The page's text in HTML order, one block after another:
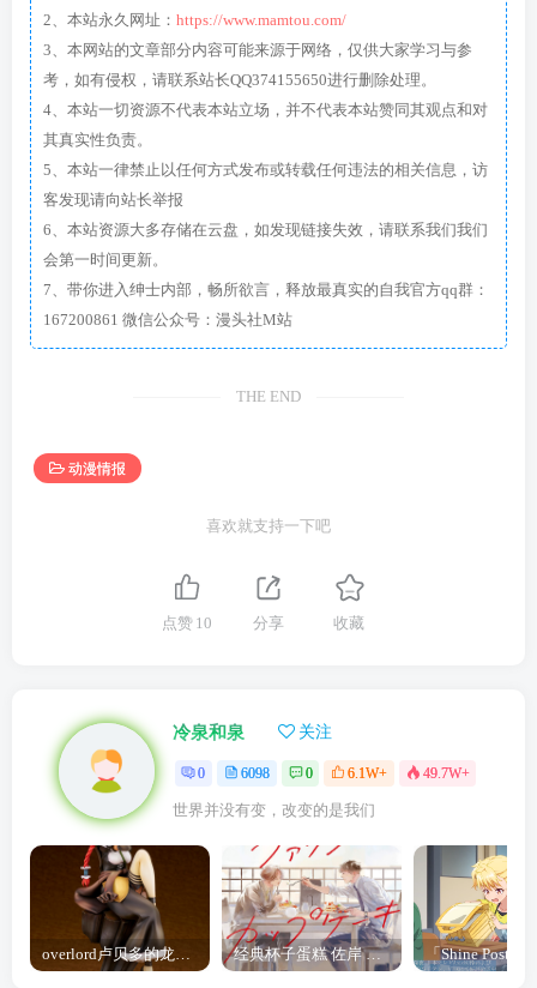
2、本站永久网址： https://www.mamtou.com/
3、本网站的文章部分内容可能来源于网络，仅供大家学习与参
考，如有侵权，请联系站长QQ374155650进行删除处理。
4、本站一切资源不代表本站立场，并不代表本站赞同其观点和对
其真实性负责。
5、本站一律禁止以任何方式发布或转载任何违法的相关信息，访
客发现请向站长举报
6、本站资源大多存储在云盘，如发现链接失效，请联系我们我们
会第一时间更新。
7、带你进入绅士内部，畅所欲言，释放最真实的自我官方qq群：
167200861 微信公众号：漫头社M站
THE END
动漫情报
喜欢就支持一下吧
点赞 10 分享 收藏
冷泉和泉 关注
0 6098 0 6.1W+ 49.7W+
世界并没有变，改变的是我们
overlord卢贝多的龙王谁厉害 「Overlord」露普斯蕾琪娜·贝塔手办开订 经典杯子蛋糕 佐岸 漫画「经典杯子蛋糕」宣布真人日剧化